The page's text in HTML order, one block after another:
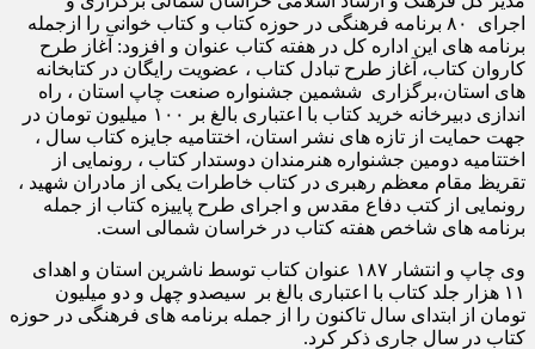
اجرای ۸۰ برنامه فرهنگی در حوزه کتاب و کتاب خوانی را ازجمله
برنامه های این اداره کل در هفته کتاب عنوان و افزود: آغاز طرح
کاروان کتاب، آغاز طرح تبادل کتاب ، عضویت رایگان در کتابخانه
های استان،برگزاری ششمین جشنواره صنعت چاپ استان ، راه
اندازی دبیرخانه خرید کتاب با اعتباری بالغ بر ۱۰۰ میلیون تومان در
جهت حمایت از تازه های نشر استان، اختتامیه جایزه کتاب سال ،
اختتامیه دومین جشنواره هنرمندان دوستدار کتاب ، رونمایی از
تقریظ مقام معظم رهبری در کتاب خاطرات یکی از مادران شهید ،
رونمایی از کتب دفاع مقدس و اجرای طرح پاییزه کتاب از جمله
برنامه های شاخص هفته کتاب در خراسان شمالی است.
وی چاپ و انتشار ۱۸۷ عنوان کتاب توسط ناشرین استان و اهدای
۱۱ هزار جلد کتاب با اعتباری بالغ بر سیصدو چهل و دو میلیون
تومان از ابتدای سال تاکنون را از جمله برنامه های فرهنگی در حوزه
کتاب در سال جاری ذکر کرد.